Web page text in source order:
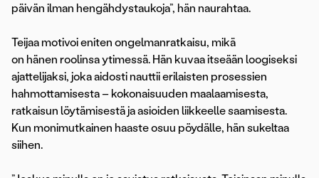
päivän ilman hengähdystaukoja”, hän naurahtaa.
Teijaa motivoi eniten ongelmanratkaisu, mikä
on hänen roolinsa ytimessä. Hän kuvaa itseään loogiseksi
ajattelijaksi, joka aidosti nauttii erilaisten prosessien
hahmottamisesta – kokonaisuuden maalaamisesta,
ratkaisun löytämisestä ja asioiden liikkeelle saamisesta.
Kun monimutkainen haaste osuu pöydälle, hän sukeltaa
siihen.